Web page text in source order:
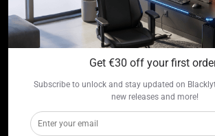
Get €30 off your first
Subscribe to unlock and stay updated on
new releases and more!